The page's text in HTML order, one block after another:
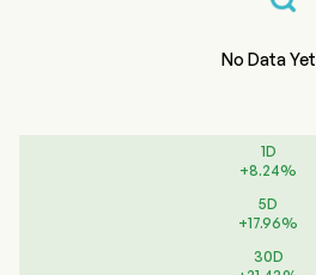
No Data Yet
1D
+8.24%
5D
+17.96%
30D